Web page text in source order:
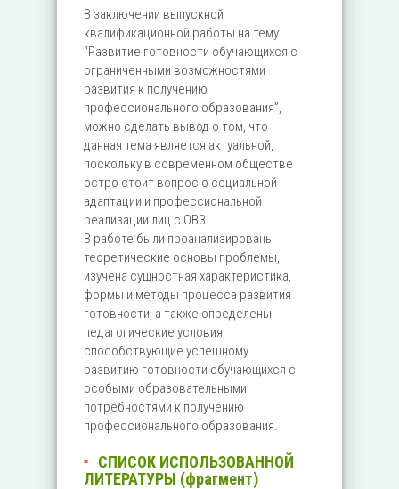
В заключении выпускной
квалификационной работы на тему
“Развитие готовности обучающихся с
ограниченными возможностями
развития к получению
профессионального образования”,
можно сделать вывод о том, что
данная тема является актуальной,
поскольку в современном обществе
остро стоит вопрос о социальной
адаптации и профессиональной
реализации лиц с ОВЗ.
В работе были проанализированы
теоретические основы проблемы,
изучена сущностная характеристика,
формы и методы процесса развития
готовности, а также определены
педагогические условия,
способствующие успешному
развитию готовности обучающихся с
особыми образовательными
потребностями к получению
профессионального образования.
СПИСОК ИСПОЛЬЗОВАННОЙ
ЛИТЕРАТУРЫ (фрагмент)